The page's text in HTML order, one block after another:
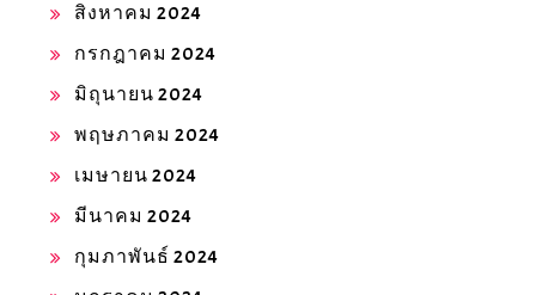
สิงหาคม 2024
กรกฎาคม 2024
มิถุนายน 2024
พฤษภาคม 2024
เมษายน 2024
มีนาคม 2024
กุมภาพันธ์ 2024